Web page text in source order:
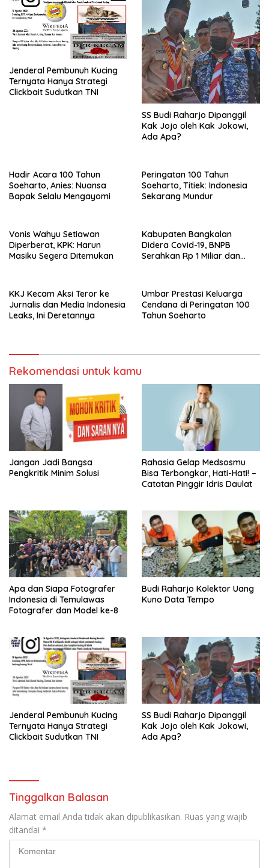
Jenderal Pembunuh Kucing
Ternyata Hanya Strategi
Clickbait Sudutkan TNI
SS Budi Raharjo Dipanggil
Kak Jojo oleh Kak Jokowi,
Ada Apa?
Hadir Acara 100 Tahun
Soeharto, Anies: Nuansa
Bapak Selalu Mengayomi
Peringatan 100 Tahun
Soeharto, Titiek: Indonesia
Sekarang Mundur
Vonis Wahyu Setiawan
Diperberat, KPK: Harun
Masiku Segera Ditemukan
Kabupaten Bangkalan
Didera Covid-19, BNPB
Serahkan Rp 1 Miliar dan
KKJ Kecam Aksi Teror ke
Jurnalis dan Media Indonesia
Leaks, Ini Deretannya
Umbar Prestasi Keluarga
Cendana di Peringatan 100
Tahun Soeharto
Rekomendasi untuk kamu
Jangan Jadi Bangsa
Pengkritik Minim Solusi
Rahasia Gelap Medsosmu
Bisa Terbongkar, Hati-Hati! –
Catatan Pinggir Idris Daulat
Apa dan Siapa Fotografer
Indonesia di Temulawas
Fotografer dan Model ke-8
Budi Raharjo Kolektor Uang
Kuno Data Tempo
Jenderal Pembunuh Kucing
Ternyata Hanya Strategi
Clickbait Sudutkan TNI
SS Budi Raharjo Dipanggil
Kak Jojo oleh Kak Jokowi,
Ada Apa?
Tinggalkan Balasan
Alamat email Anda tidak akan dipublikasikan. Ruas yang wajib
ditandai *